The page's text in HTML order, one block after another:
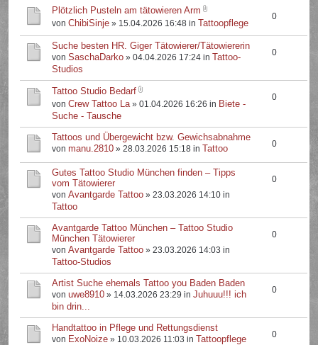
Plötzlich Pusteln am tätowieren Arm
vonChibiSinje » 15.04.2026 16:48 in Tattoopflege
0
Suche besten HR. Giger Tätowierer/Tätowiererin
vonSaschaDarko » 04.04.2026 17:24 in Tattoo-
Studios
0
Tattoo Studio Bedarf
vonCrew Tattoo La» 01.04.2026 16:26 in Biete -
Suche - Tausche
0
Tattoos und Übergewicht bzw. Gewichsabnahme
vonmanu.2810 » 28.03.2026 15:18 in Tattoo 0
Gutes Tattoo Studio München finden – Tipps
vom Tätowierer
vonAvantgarde Tattoo » 23.03.2026 14:10 in
Tattoo
0
Avantgarde Tattoo München – Tattoo Studio
München Tätowierer
vonAvantgarde Tattoo » 23.03.2026 14:03 in
Tattoo-Studios
0
Artist Suche ehemals Tattoo you Baden Baden
vonuwe8910 » 14.03.2026 23:29 inJuhuuu!!! ich
bin drin...
0
Handtattoo in Pflege und Rettungsdienst
von ExoNoize » 10.03.2026 11:03 in Tattoopflege 0